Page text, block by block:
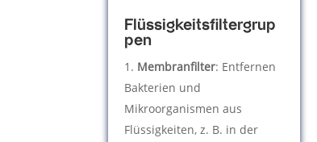
Flüssigkeitsfiltergrup
pen
Membranfilter: Entfernen
Bakterien und
Mikroorganismen aus
Flüssigkeiten, z. B. in der